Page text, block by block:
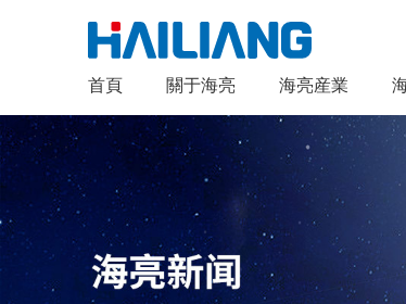
首頁 關于海亮 海亮産業